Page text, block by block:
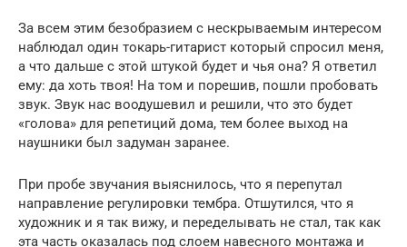
За всем этим безобразием с нескрываемым интересом
наблюдал один токарь-гитарист который спросил меня,
а что дальше с этой штукой будет и чья она? Я ответил
ему: да хоть твоя! На том и порешив, пошли пробовать
звук. Звук нас воодушевил и решили, что это будет
«голова» для репетиций дома, тем более выход на
наушники был задуман заранее.
При пробе звучания выяснилось, что я перепутал
направление регулировки тембра. Отшутился, что я
художник и я так вижу, и переделывать не стал, так как
эта часть оказалась под слоем навесного монтажа и